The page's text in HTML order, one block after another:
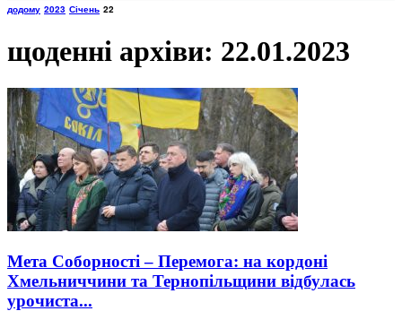
додому 2023 Січень 22
щоденні архіви: 22.01.2023
Мета Соборності – Перемога: на кордоні
Хмельниччини та Тернопільщини відбулась
урочиста...